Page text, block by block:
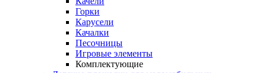
Горки
Карусели
Качалки
Песочницы
Игровые элементы
Комплектующие